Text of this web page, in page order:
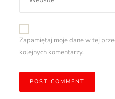
Zapamiętaj moje dane w tej
kolejnych komentarzy.